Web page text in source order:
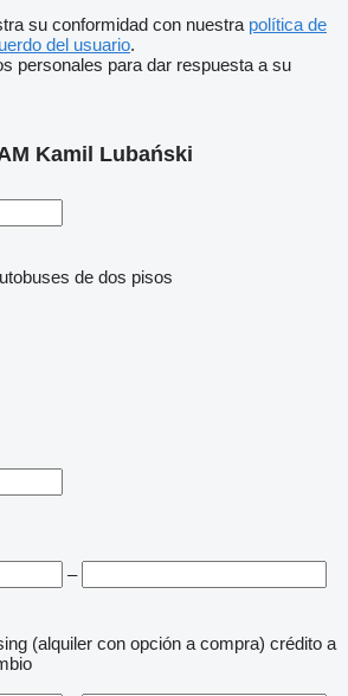
su conformidad con nuestra política de
del usuario.
personales para dar respuesta a su
Kamil Lubański
de dos pisos
–
(alquiler con opción a compra) crédito a